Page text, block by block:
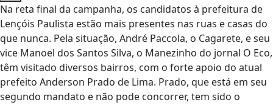
Na reta final da campanha, os candidatos à prefeitura de
Lençóis Paulista estão mais presentes nas ruas e casas do
que nunca. Pela situação, André Paccola, o Cagarete, e seu
vice Manoel dos Santos Silva, o Manezinho do jornal O Eco,
têm visitado diversos bairros, com o forte apoio do atual
prefeito Anderson Prado de Lima. Prado, que está em seu
segundo mandato e não pode concorrer, tem sido o